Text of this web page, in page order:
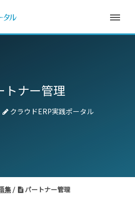
トナー管理
クラウドERP実践ポータル
集 パートナー管理